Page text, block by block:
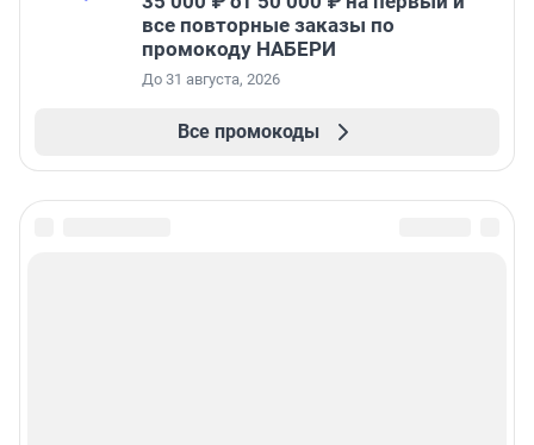
все повторные заказы по
промокоду НАБЕРИ
До 31 августа, 2026
Все промокоды